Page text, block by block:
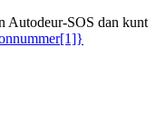
Autodeur-SOS dan kunt